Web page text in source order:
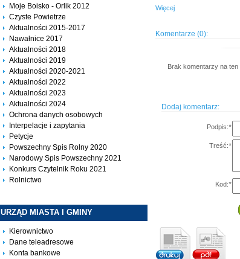
Moje Boisko - Orlik 2012
Czyste Powietrze
Aktualności 2015-2017
Nawałnice 2017
Aktualności 2018
Aktualności 2019
Aktualności 2020-2021
Aktualności 2022
Aktualności 2023
Aktualności 2024
Ochrona danych osobowych
Interpelacje i zapytania
Petycje
Powszechny Spis Rolny 2020
Narodowy Spis Powszechny 2021
Konkurs Czytelnik Roku 2021
Rolnictwo
URZĄD MIASTA I GMINY
Kierownictwo
Dane teleadresowe
Konta bankowe
Więcej
Komentarze (0):
Brak komentarzy na ten
Dodaj komentarz:
Podpis:*
Treść:*
Kod:*